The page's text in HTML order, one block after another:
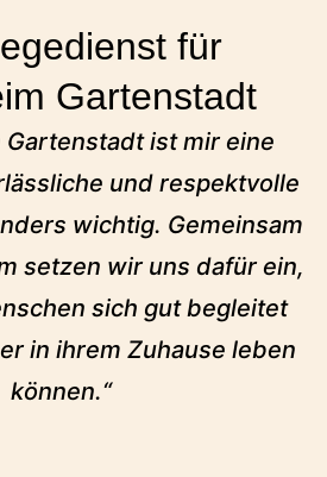
für
Gartenstadt
Gartenstadt ist mir eine
und respektvolle
wichtig. Gemeinsam
setzen wir uns dafür ein,
sich gut begleitet
in ihrem Zuhause leben
können.“